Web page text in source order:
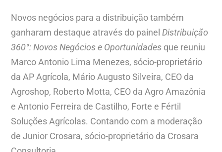
Novos negócios para a distribuição também
ganharam destaque através do painelDistribuição
360°: Novos Negócios e Oportunidades que reuniu
Marco Antonio Lima Menezes, sócio-proprietário
da AP Agrícola, Mário Augusto Silveira, CEO da
Agroshop, Roberto Motta, CEO da Agro Amazônia
e Antonio Ferreira de Castilho, Forte e Fértil
Soluções Agrícolas. Contando com a moderação
de Junior Crosara, sócio-proprietário da Crosara